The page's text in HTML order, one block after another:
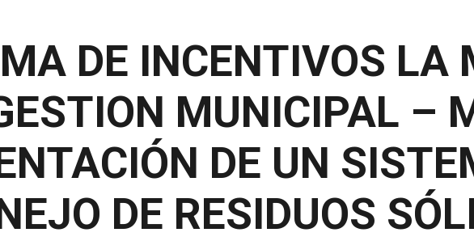
DE INCENTIVOS LA
MUNICIPAL –
DE UN
DE RESIDUOS